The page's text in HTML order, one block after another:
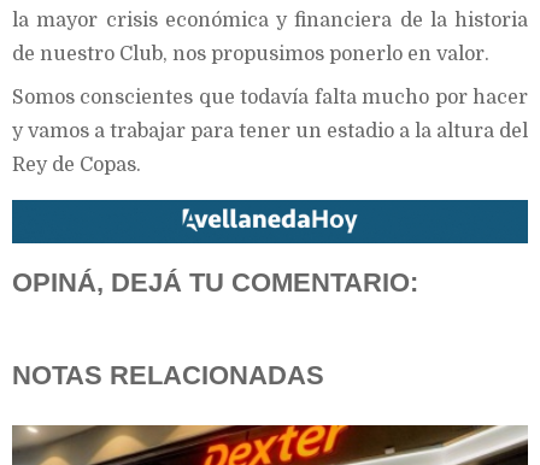
la mayor crisis económica y financiera de la historia
de nuestro Club, nos propusimos ponerlo en valor.
Somos conscientes que todavía falta mucho por hacer
y vamos a trabajar para tener un estadio a la altura del
Rey de Copas.
OPINÁ, DEJÁ TU COMENTARIO:
NOTAS RELACIONADAS